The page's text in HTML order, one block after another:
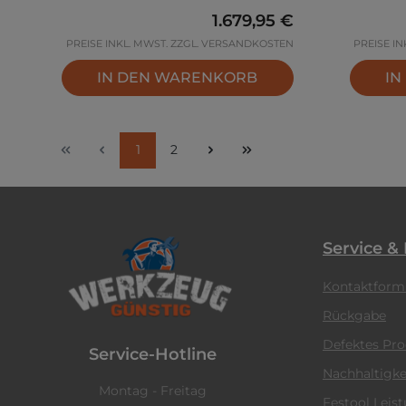
Regulärer Preis:
1.679,95 €
PREISE INKL. MWST. ZZGL. VERSANDKOSTEN
IN DEN WARENKORB
PREISE
IN
Seite
1 Seite
2
Service-Hotline
Montag - Freitag
Service &
Rückgabe
Defektes
Festool